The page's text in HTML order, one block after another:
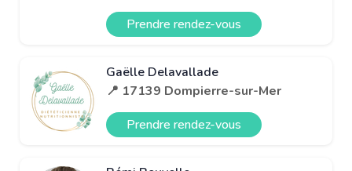
Prendre rendez-vous
Gaëlle Delavallade
📍 17139 Dompierre-sur-Mer
Prendre rendez-vous